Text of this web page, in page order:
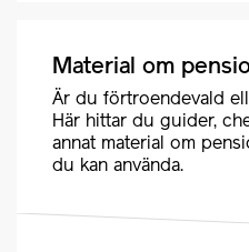
Material om
Är du förtroendevald
Här hittar du guider,
annat material om
du kan använda.